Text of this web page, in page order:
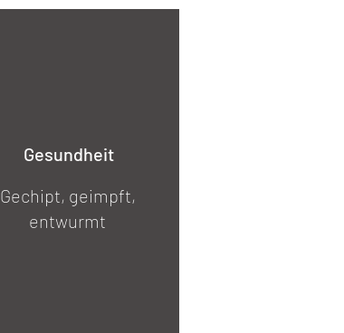
Gesundheit
Gechipt, geimpft,
entwurmt